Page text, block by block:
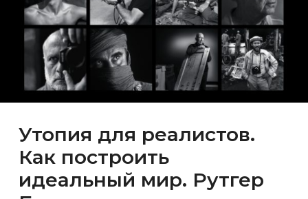
Утопия для реалистов.
Как построить
идеальный мир. Рутгер